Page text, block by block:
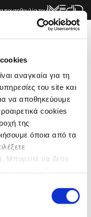
cookies
αναγκαία για τη
του site και
να αποθηκεύουμε
cookies
της
όποια από τα
Μπορείτε να δείτε
πρωτοβουλία του